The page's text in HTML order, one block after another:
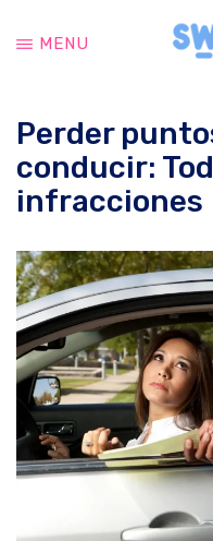
principal
tu
MENU
Perder
conducir:
infracciones